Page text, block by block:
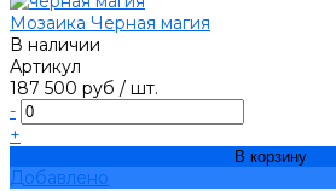
Мозаика Черная магия
В наличии
Артикул
187 500 руб / шт.
-
+
В корзину
Добавлено